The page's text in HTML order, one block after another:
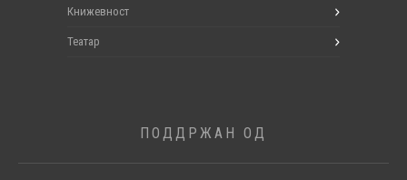
Книжевност
Театар
ПОДДРЖАН ОД